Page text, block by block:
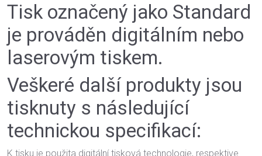
Tisk označený jako Standard
je prováděn digitálním nebo
laserovým tiskem.
Veškeré další produkty jsou
tisknuty s následující
technickou specifikací:
K tisku je použita digitální tisková technologie, respektive